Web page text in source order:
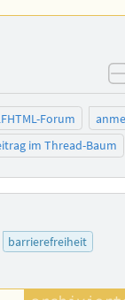
Forum
im Thread-Baum
barrierefreiheit